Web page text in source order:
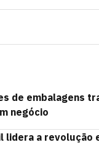
de embalagens
negócio
lidera a revolução